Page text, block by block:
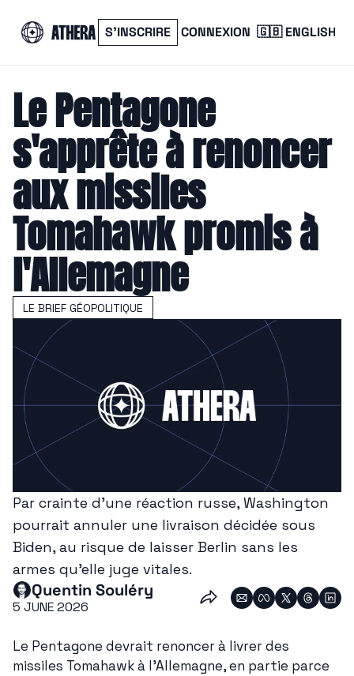
S’INSCRIRE CONNEXION 🇬🇧 ENGLISH
Le Pentagone
s'apprête à renoncer
aux missiles
Tomahawk promis à
l'Allemagne
LE BRIEF GÉOPOLITIQUE
Par crainte d'une réaction russe, Washington
pourrait annuler une livraison décidée sous
Biden, au risque de laisser Berlin sans les
armes qu'elle juge vitales.
Quentin Souléry
5 JUNE 2026
Le Pentagone devrait renoncer à livrer des
missiles Tomahawk à l'Allemagne, en partie parce